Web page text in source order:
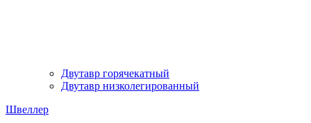
Двутавр горячекатный
Двутавр низколегированный
Швеллер